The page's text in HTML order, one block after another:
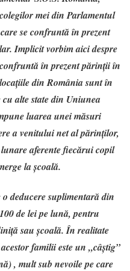
mei din Parlamentul
se confruntă în prezent
Implicit vorbim aici despre
în prezent părinţii în
din România sunt în
alte state din Uniunea
luarea unei măsuri
a venitului net al părinţilor,
aferente fiecărui copil
la şcoală.
deducere suplimentară din
de lei pe lună, pentru
sau şcoală. În realitate
familii este un „câştig”
, mult sub nevoile pe care